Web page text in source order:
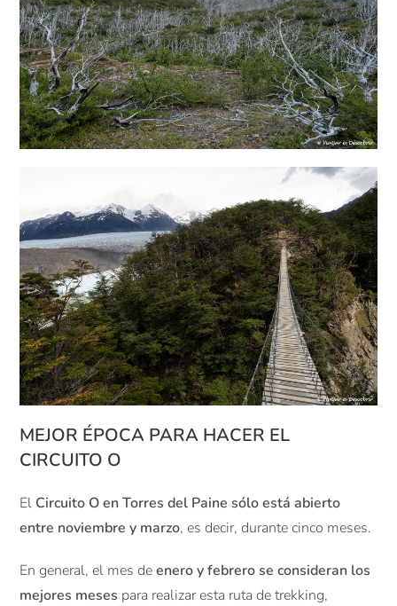
MEJOR ÉPOCA PARA HACER EL
CIRCUITO O
El Circuito O en Torres del Paine sólo está abierto
entre noviembre y marzo, es decir, durante cinco meses.
En general, el mes deenero y febrero se consideran los
mejores meses para realizar esta ruta de trekking,